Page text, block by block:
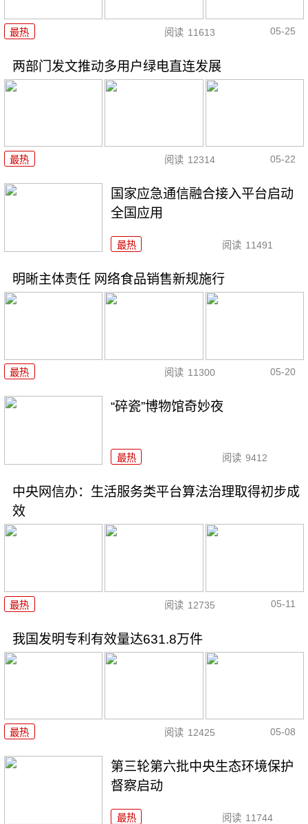
最热 阅读 11613 05-25
两部门发文推动多用户绿电直连发展
最热 阅读 12314 05-22
国家应急通信融合接入平台启动
全国应用
最热 阅读 11491
明晰主体责任 网络食品销售新规施行
最热 阅读 11300 05-20
“碎瓷”博物馆奇妙夜
最热 阅读 9412
中央网信办：生活服务类平台算法治理取得初步成
效
最热 阅读 12735 05-11
我国发明专利有效量达631.8万件
最热 阅读 12425 05-08
第三轮第六批中央生态环境保护
督察启动
最热 阅读 11744